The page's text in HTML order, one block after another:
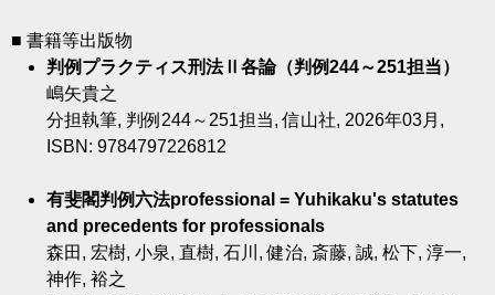
■ 書籍等出版物
判例プラクティス刑法Ⅱ各論（判例244～251担当）
嶋矢貴之
分担執筆, 判例244～251担当, 信山社, 2026年03月,
ISBN: 9784797226812
有斐閣判例六法professional = Yuhikaku's statutes
and precedents for professionals
森田, 宏樹, 小泉, 直樹, 石川, 健治, 斎藤, 誠, 松下, 淳一,
神作, 裕之